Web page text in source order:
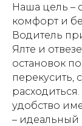
Наша цель –
комфорт и
Водитель
Ялте и
остановок
перекусить,
удобство
– идеальный